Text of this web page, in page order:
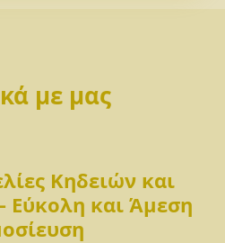
με μας
Κηδειών και
και Άμεση